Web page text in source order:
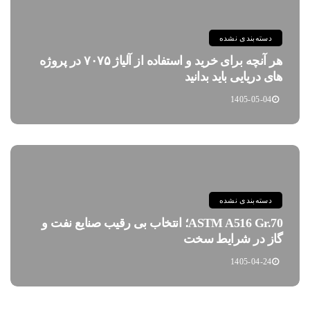
دسته‌بندی نشده
هر آنچه برای خرید و استفاده از آلیاژ ۷۰۷۵ در پروژه
های دریایی باید بدانید
1405-05-04
دسته‌بندی نشده
ASTM A516 Gr.70؛ انتخاب بی رقیب صنایع نفت و
گاز در شرایط سخت
1405-04-24